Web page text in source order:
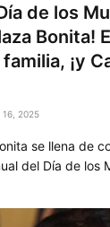
de los
Bonita!
¡y
16, 2025
se llena de
del Día de los